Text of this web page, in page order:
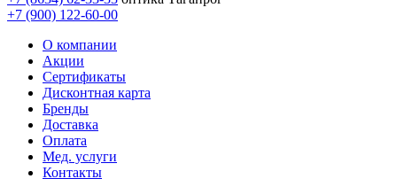
+7 (900) 122-60-00
О компании
Акции
Сертификаты
Дисконтная карта
Бренды
Доставка
Оплата
Мед. услуги
Контакты